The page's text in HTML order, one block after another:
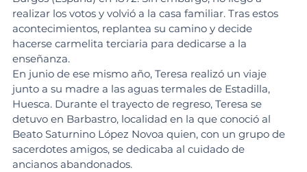
realizar los votos y volvió a la casa familiar. Tras estos
acontecimientos, replantea su camino y decide
hacerse carmelita terciaria para dedicarse a la
enseñanza.
En junio de ese mismo año, Teresa realizó un viaje
junto a su madre a las aguas termales de Estadilla,
Huesca. Durante el trayecto de regreso, Teresa se
detuvo en Barbastro, localidad en la que conoció al
Beato Saturnino López Novoa quien, con un grupo de
sacerdotes amigos, se dedicaba al cuidado de
ancianos abandonados.